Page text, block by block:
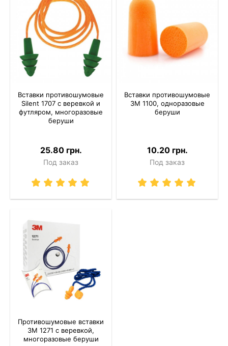
Вставки противошумовые
Silent 1707 с веревкой и
футляром, многоразовые
беруши
25.80 грн.
Под заказ
Вставки противошумовые
3M 1100, одноразовые
беруши
10.20 грн.
Под заказ
Противошумовые вставки
3M 1271 с веревкой,
многоразовые беруши